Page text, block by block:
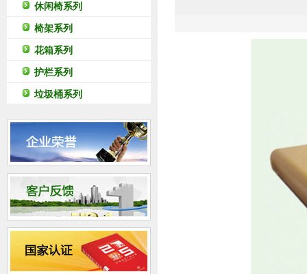
休闲椅系列
椅架系列
花箱系列
护栏系列
垃圾桶系列